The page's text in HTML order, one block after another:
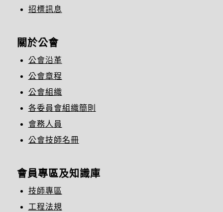
招標訊息
關於公會
公會沿革
公會章程
公會組織
各委員會組織簡則
會務人員
公會技師名冊
會員專區及知識庫
技師專區
工程法規